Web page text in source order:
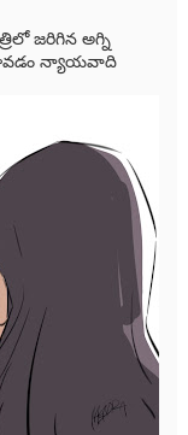
జరిగిన అగ్ని
న్యాయవాది